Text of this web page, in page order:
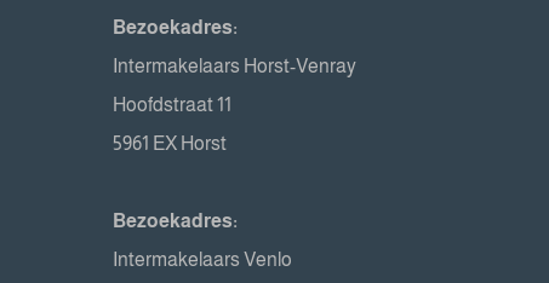
Bezoekadres:
Intermakelaars Horst-Venray
Hoofdstraat 11
5961 EX Horst
Bezoekadres:
Intermakelaars Venlo